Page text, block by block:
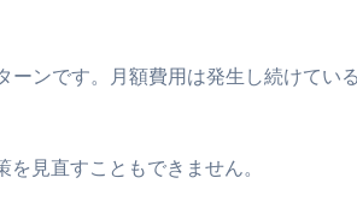
ンです。月額費用は発生し続けて
見直すこともできません。